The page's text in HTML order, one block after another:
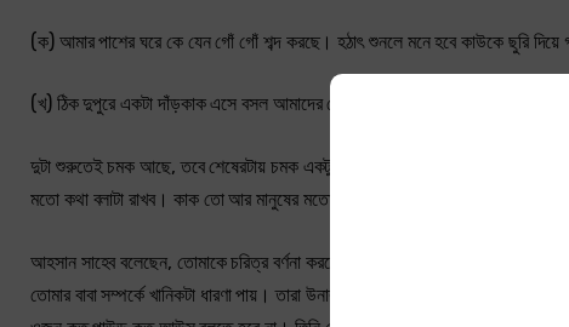
(ক) আমার পাশের ঘরে কে যেন গোঁ গোঁ শব্দ করছে। হঠাৎ শুনলে মনে হবে কাউকে ছুরি দিয়ে
(খ) ঠিক দুপুরে একটা দাঁড়কাক এসে বসল আমাদের রেলিংয়ে। বসেই সে মানুষের গলায়
দুটা শুরুতেই চমক আছে, তবে শেষেরটায় চমক একটু বেশি। প্রথমটায় ডিটেকটিভ উপন্যাস
মতো কথা বলাটা রাখব। কাক তো আর মানুষের মতো কথা বলতে পারে না। কাজেই তার
আহসান সাহেব বলেছেন, তোমাকে চরিত্র বর্ণনা করতে হবে। পুরোটা না হলেও কিছুটা। মনে
তোমার বাবা সম্পর্কে খানিকটা ধারণা পায়। তারা উনার একটা ছবি কল্পনা করতে পারে।